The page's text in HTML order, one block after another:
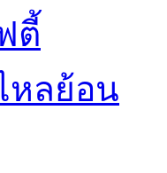
ตี้
หลย้อน